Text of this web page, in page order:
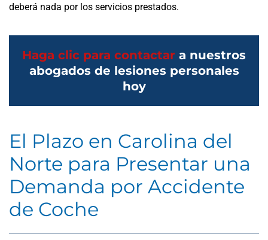
deberá nada por los servicios prestados.
Haga clic para contactar a nuestros
abogados de lesiones personales
hoy
El Plazo en Carolina del
Norte para Presentar una
Demanda por Accidente
de Coche